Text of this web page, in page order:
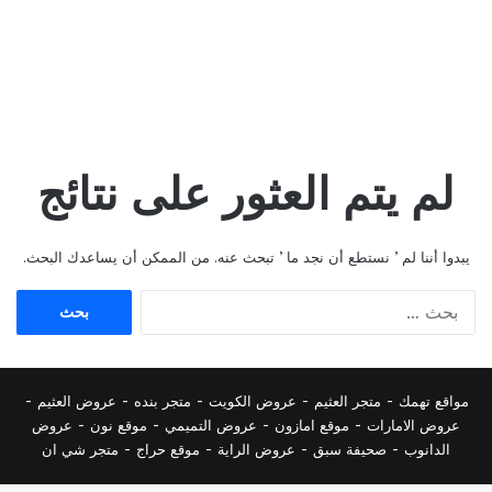
لم يتم العثور على نتائج
يبدوا أننا لم ’ نستطع أن نجد ما ’ تبحث عنه. من الممكن أن يساعدك البحث.
مواقع تهمك - متجر العثيم - عروض الكويت - متجر بنده - عروض العثيم -
عروض الامارات - موقع امازون - عروض التميمي - موقع نون - عروض
الدانوب - صحيفة سبق - عروض الراية - موقع حراج - متجر شي ان